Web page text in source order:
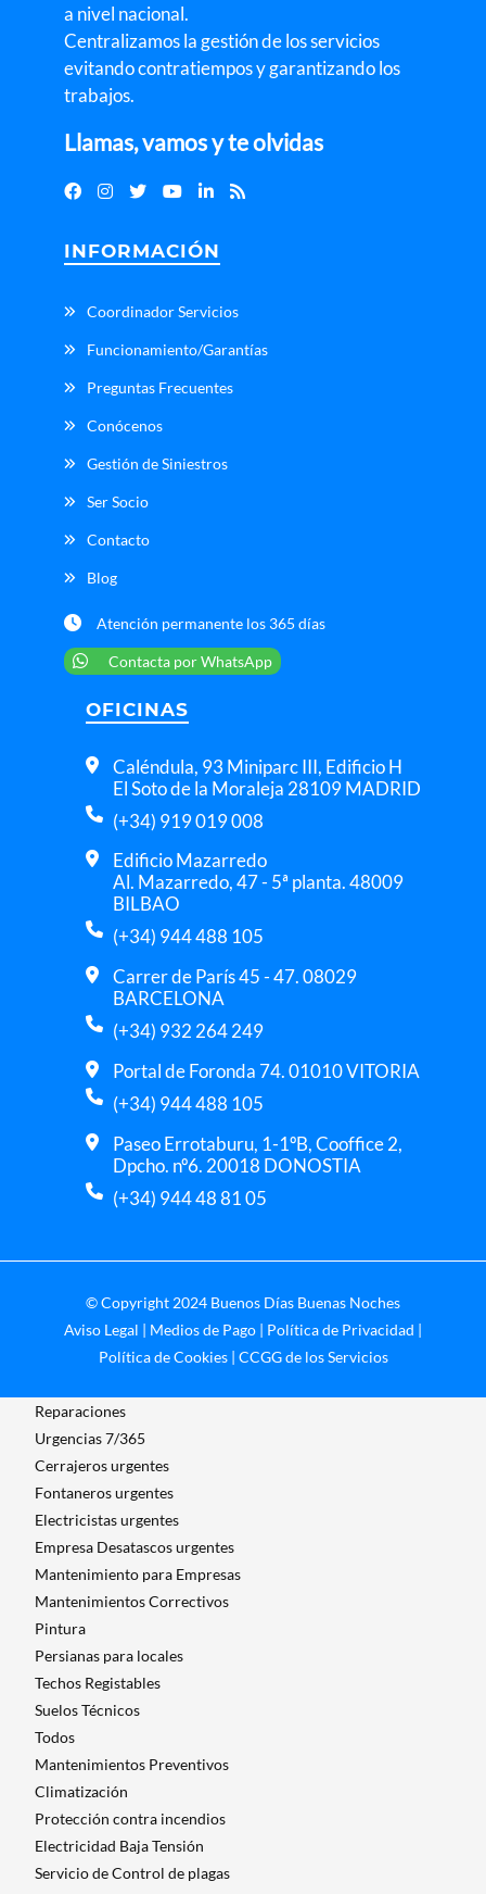
a nivel nacional.
Centralizamos la gestión de los servicios
evitando contratiempos y garantizando los
trabajos.
Llamas, vamos y te olvidas
INFORMACIÓN
Coordinador Servicios
Funcionamiento/Garantías
Preguntas Frecuentes
Conócenos
Gestión de Siniestros
Ser Socio
Contacto
Blog
Atención permanente los 365 días
Contacta por WhatsApp
OFICINAS
Caléndula, 93 Miniparc III, Edificio H
El Soto de la Moraleja 28109 MADRID
(+34) 919 019 008
Edificio Mazarredo
Al. Mazarredo, 47 - 5ª planta. 48009
BILBAO
(+34) 944 488 105
Carrer de París 45 - 47. 08029
BARCELONA
(+34) 932 264 249
Portal de Foronda 74. 01010 VITORIA
(+34) 944 488 105
Paseo Errotaburu, 1-1ºB, Cooffice 2,
Dpcho. nº6. 20018 DONOSTIA
(+34) 944 48 81 05
© Copyright 2024 Buenos Días Buenas Noches
Aviso Legal | Medios de Pago | Política de Privacidad |
Política de Cookies| CCGG de los Servicios
Reparaciones
Urgencias 7/365
Cerrajeros urgentes
Fontaneros urgentes
Electricistas urgentes
Empresa Desatascos urgentes
Mantenimiento para Empresas​
Mantenimientos Correctivos
Pintura
Persianas para locales
Techos Registables
Suelos Técnicos
Todos
Mantenimientos Preventivos
Climatización
Protección contra incendios
Electricidad Baja Tensión
Servicio de Control de plagas